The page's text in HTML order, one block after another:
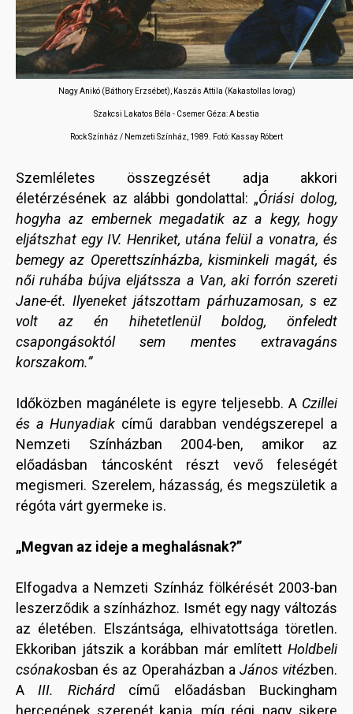
Nagy Anikó (Báthory Erzsébet), Kaszás Attila (Kakastollas lovag)
Szakcsi Lakatos Béla - Csemer Géza: A bestia
Rock Színház / Nemzeti Színház, 1989. Fotó: Kassay Róbert
Szemléletes összegzését adja akkori
életérzésének az alábbi gondolattal: „Óriási dolog,
hogyha az embernek megadatik az a kegy, hogy
eljátszhat egy IV. Henriket, utána felül a vonatra, és
bemegy az Operettszínházba, kisminkeli magát, és
női ruhába bújva eljátssza a Van, aki forrón szereti
Jane-ét. Ilyeneket játszottam párhuzamosan, s ez
volt az én hihetetlenül boldog, önfeledt
csapongásoktól sem mentes extravagáns
korszakom.”
Időközben magánélete is egyre teljesebb. A Czillei
és a Hunyadiak című darabban vendégszerepel a
Nemzeti Színházban 2004-ben, amikor az
előadásban táncosként részt vevő feleségét
megismeri. Szerelem, házasság, és megszületik a
régóta várt gyermeke is.
„Megvan az ideje a meghalásnak?”
Elfogadva a Nemzeti Színház fölkérését 2003-ban
leszerződik a színházhoz. Ismét egy nagy változás
az életében. Elszántsága, elhivatottsága töretlen.
Ekkoriban játszik a korábban már említett Holdbeli
csónakosban és az Operaházban a János vitézben.
AIII. Richárdcímű előadásban Buckingham
hercegének szerepét kapja, míg régi, nagy sikere